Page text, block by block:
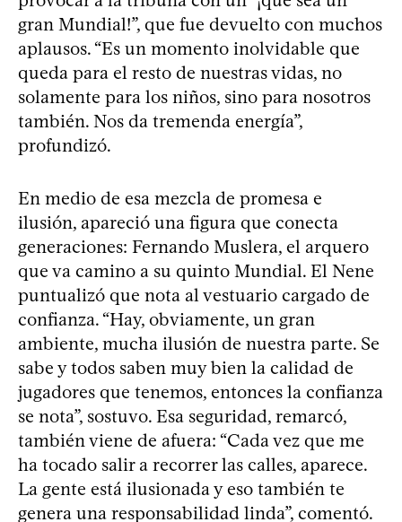
gran Mundial!”, que fue devuelto con muchos
aplausos. “Es un momento inolvidable que
queda para el resto de nuestras vidas, no
solamente para los niños, sino para nosotros
también. Nos da tremenda energía”,
profundizó.
En medio de esa mezcla de promesa e
ilusión, apareció una figura que conecta
generaciones: Fernando Muslera, el arquero
que va camino a su quinto Mundial. El Nene
puntualizó que nota al vestuario cargado de
confianza. “Hay, obviamente, un gran
ambiente, mucha ilusión de nuestra parte. Se
sabe y todos saben muy bien la calidad de
jugadores que tenemos, entonces la confianza
se nota”, sostuvo. Esa seguridad, remarcó,
también viene de afuera: “Cada vez que me
ha tocado salir a recorrer las calles, aparece.
La gente está ilusionada y eso también te
genera una responsabilidad linda”, comentó.